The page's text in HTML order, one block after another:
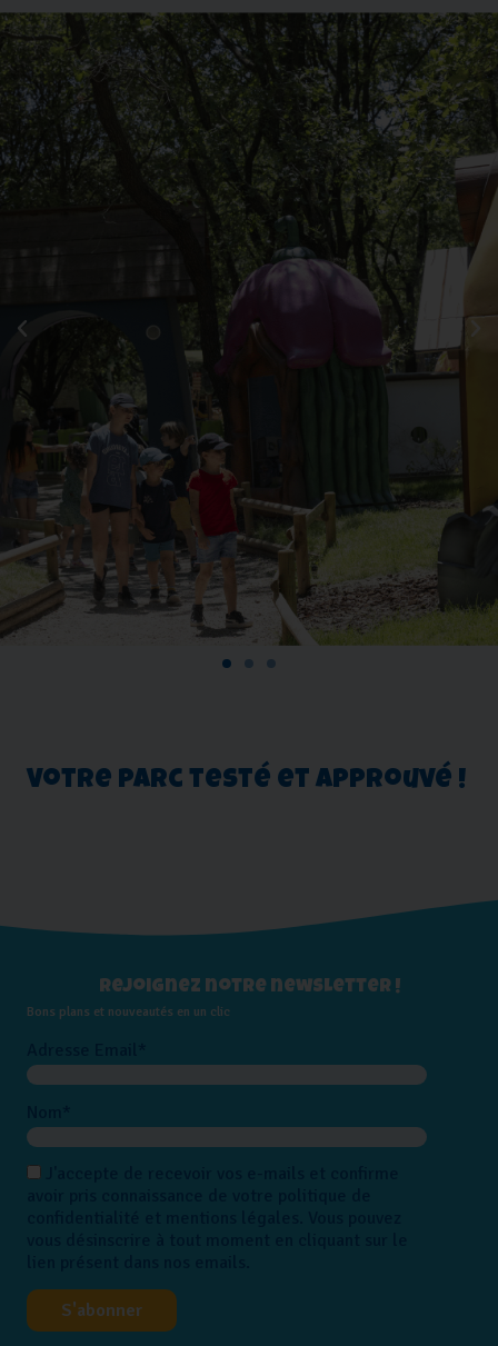
Votre parc testé et approuvé !
Rejoignez notre newsletter !
Bons plans et nouveautés en un clic